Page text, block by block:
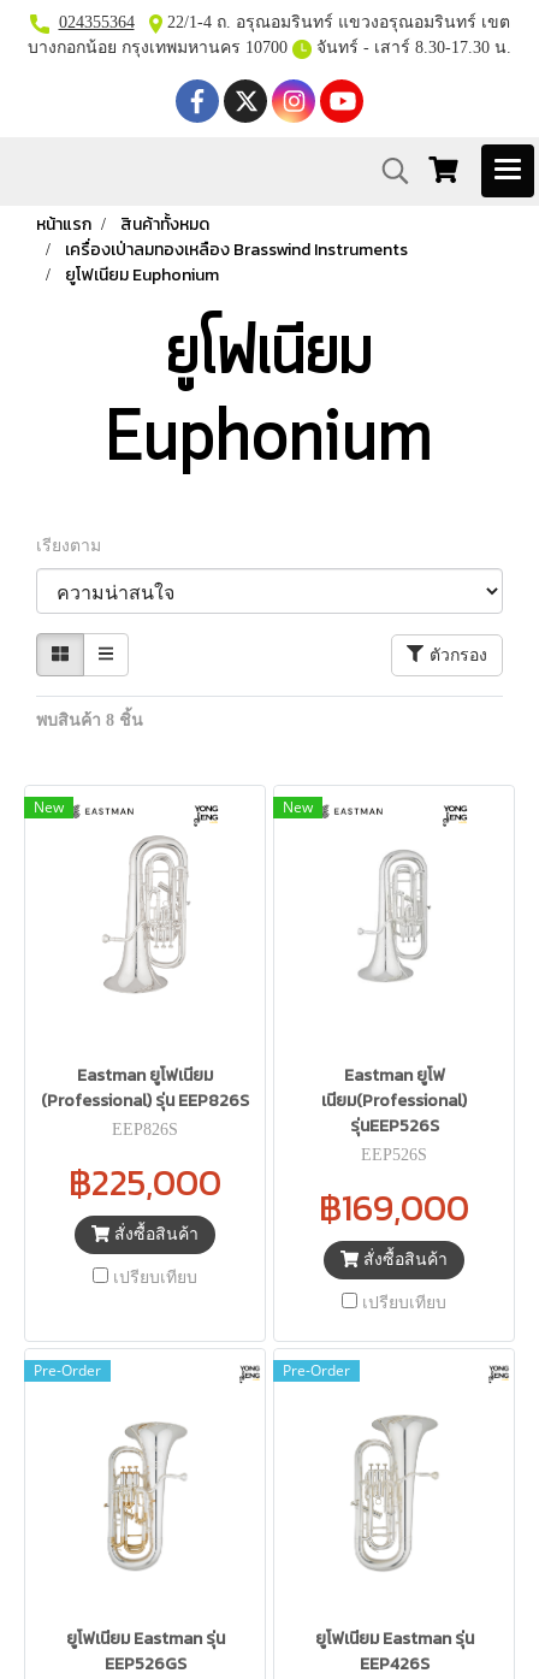
024355364
22/1-4 ถ. อรุณอมรินทร์ แขวงอรุณอมรินทร์ เขต
บางกอกน้อย กรุงเทพมหานคร 10700
จันทร์ - เสาร์ 8.30-17.30 น.
หน้าแรก
สินค้าทั้งหมด
เครื่องเป่าลมทองเหลือง Brasswind Instruments
ยูโฟเนียม Euphonium
ยูโฟเนียม
Euphonium
เรียงตาม
ตัวกรอง
พบสินค้า 8 ชิ้น
New
Eastman ยูโฟเนียม
(Professional) รุ่น EEP826S
EEP826S
฿225,000
สั่งซื้อสินค้า
เปรียบเทียบ
New
Eastman ยูโฟ
เนียม(Professional)
รุ่นEEP526S
EEP526S
฿169,000
สั่งซื้อสินค้า
เปรียบเทียบ
Pre-Order
ยูโฟเนียม Eastman รุ่น
EEP526GS
Pre-Order
ยูโฟเนียม Eastman รุ่น
EEP426S